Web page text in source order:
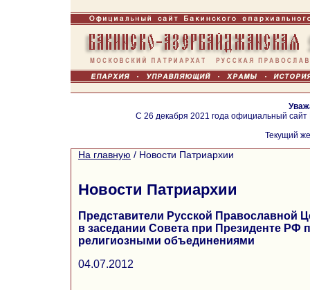
С 26 декабря 2021 года официальный
Текущий
На главную / Новости Патриархии
Новости Патриархии
Представители Русской Православной
в заседании Совета при Президенте РФ
религиозными объединениями
04.07.2012